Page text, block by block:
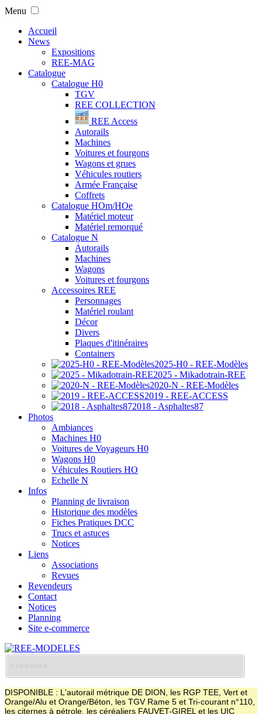
Menu
Accueil
News
Expositions
REE-MAG
Catalogue
Catalogue H0
TGV
REE COLLECTION
REE Access
Autorails
Machines
Voitures et fourgons
Wagons et grues
Véhicules routiers
Armée Française
Coffrets
Catalogue HOm/HOe
Matériel moteur
Matériel remorqué
Catalogue N
Autorails
Machines
Wagons
Voitures et fourgons
Accessoires REE
Personnages
Matériel roulant
Décor
Divers
Plaques d'itinéraires
Containers
2025-H0 - REE-Modèles
2025 - Mikadotrain-REE
2020-N - REE-Modèles
2019 - REE-ACCESS
2018 - Asphaltes87
Photos
Ambiances
Machines H0
Voitures de Voyageurs H0
Wagons H0
Véhicules Routiers HO
Echelle N
Infos
Planning de livraison
Historique des modèles
Fiches Pratiques DCC
Trucs et astuces
Notices
Liens
Associations
Revues
Revendeurs
Contact
Notices
Planning
Site e-commerce
DISPONIBLE : L'autorail métrique DE DION, les RGP TEE, Vert et
Orange/Alu et Orange/Béton, les TGV Rame 5 et Tri-courant n°110,
les citernes à pétrole, les céréaliers FAUVET-GIREL et les UIC